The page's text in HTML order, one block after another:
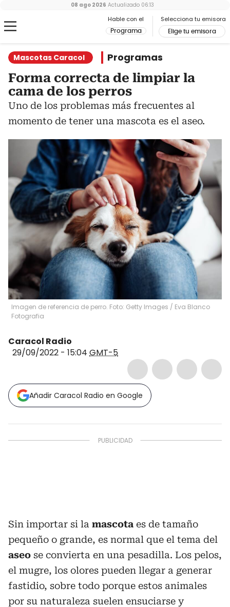
Hable con el
Programa
Selecciona tu emisora
Elige tu emisora
08 ago 2026 Actualizado 06:13
Mascotas Caracol Programas
Forma correcta de limpiar la
cama de los perros
Uno de los problemas más frecuentes al
momento de tener una mascota es el aseo.
Imagen de referencia de perro. Foto: Getty Images / Eva Blanco
Fotografia
Caracol Radio
29/09/2022 - 15:04 GMT-5
Añadir Caracol Radio en Google
Sin importar si la mascota es de tamaño
pequeño o grande, es normal que el tema del
aseo se convierta en una pesadilla. Los pelos,
el mugre, los olores pueden llegar a generar
fastidio, sobre todo porque estos animales
por su naturaleza suelen ensuciarse y